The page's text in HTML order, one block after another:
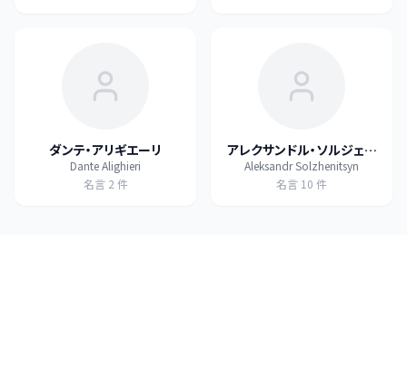
ダンテ・アリギエーリ
Dante Alighieri
名言 2 件
アレクサンドル・ソルジェニ
ーツィン
Aleksandr Solzhenitsyn
名言 10 件